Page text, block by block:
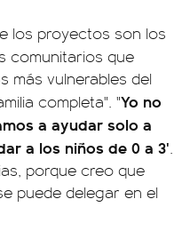
los proyectos son los
comunitarios que
más vulnerables del
completa". "Yo no
a ayudar solo a
a los niños de 0 a 3'.
porque creo que
puede delegar en el